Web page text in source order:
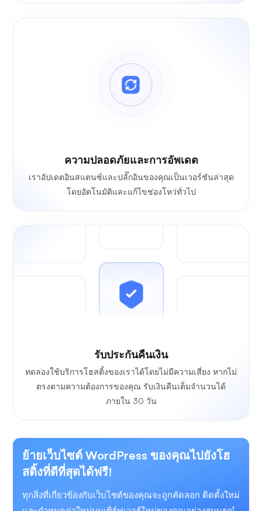
ความปลอดภัยและการอัพเดต
เราอัปเดตอินสแตนซ์และปลั๊กอินของคุณเป็นเวอร์ชันล่าสุด
โดยอัตโนมัติและแก้ไขช่องโหว่ทั่วไป
รับประกันคืนเงิน
ทดลองใช้บริการโฮสติ้งของเราได้โดยไม่มีความเสี่ยง หากไม่
ตรงตามความต้องการของคุณ รับเงินคืนเต็มจำนวนได้
ภายใน 30 วัน
ย้ายเว็บไซต์ WordPress ของคุณไปยังโฮ
สติ้งที่ดีที่สุดได้ฟรี!
ทุกสิ่งที่เกี่ยวข้องกับเว็บไซต์ของคุณจะถูกคัดลอก ติดตั้งใหม่